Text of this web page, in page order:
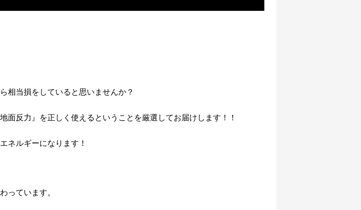
相当損をしていると思いませんか？
反力』を正しく使えるということを厳選してお届けします！！
ネルギーになります！
っています。